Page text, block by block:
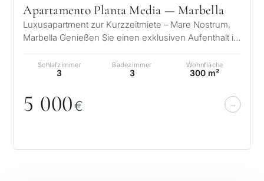
Apartamento Planta Media — Marbella
Luxusapartment zur Kurzzeitmiete – Mare Nostrum,
Marbella Genießen Sie einen exklusiven Aufenthalt in
Schlafzimmer
3
Badezimmer
3
Wohnfläche
300 m²
5 000€